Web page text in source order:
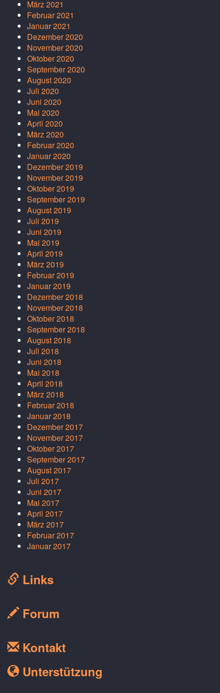
März 2021
Februar 2021
Januar 2021
Dezember 2020
November 2020
Oktober 2020
September 2020
August 2020
Juli 2020
Juni 2020
Mai 2020
April 2020
März 2020
Februar 2020
Januar 2020
Dezember 2019
November 2019
Oktober 2019
September 2019
August 2019
Juli 2019
Juni 2019
Mai 2019
April 2019
März 2019
Februar 2019
Januar 2019
Dezember 2018
November 2018
Oktober 2018
September 2018
August 2018
Juli 2018
Juni 2018
Mai 2018
April 2018
März 2018
Februar 2018
Januar 2018
Dezember 2017
November 2017
Oktober 2017
September 2017
August 2017
Juli 2017
Juni 2017
Mai 2017
April 2017
März 2017
Februar 2017
Januar 2017
Links
Forum
Kontakt
Unterstützung